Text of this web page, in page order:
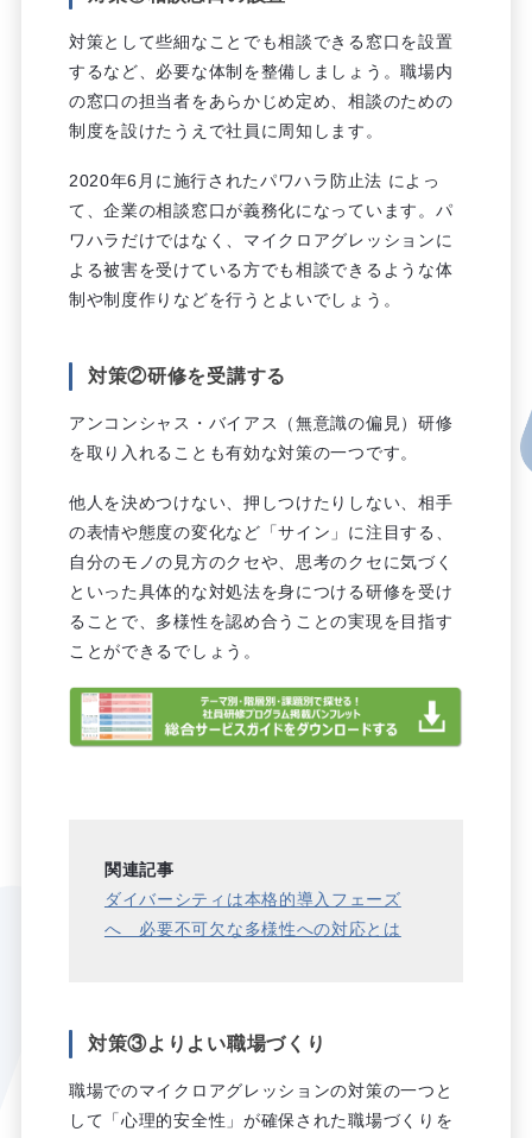
対策として些細なことでも相談できる窓口を設置
するなど、必要な体制を整備しましょう。職場内
の窓口の担当者をあらかじめ定め、相談のための
制度を設けたうえで社員に周知します。
2020年6月に施行されたパワハラ防止法 によっ
て、企業の相談窓口が義務化になっています。パ
ワハラだけではなく、マイクロアグレッションに
よる被害を受けている方でも相談できるような体
制や制度作りなどを行うとよいでしょう。
対策②研修を受講する
アンコンシャス・バイアス（無意識の偏見）研修
を取り入れることも有効な対策の一つです。
他人を決めつけない、押しつけたりしない、相手
の表情や態度の変化など「サイン」に注目する、
自分のモノの見方のクセや、思考のクセに気づく
といった具体的な対処法を身につける研修を受け
ることで、多様性を認め合うことの実現を目指す
ことができるでしょう。
関連記事
ダイバーシティは本格的導入フェーズ
へ 必要不可欠な多様性への対応とは
対策③よりよい職場づくり
職場でのマイクロアグレッションの対策の一つと
して「心理的安全性」が確保された職場づくりを